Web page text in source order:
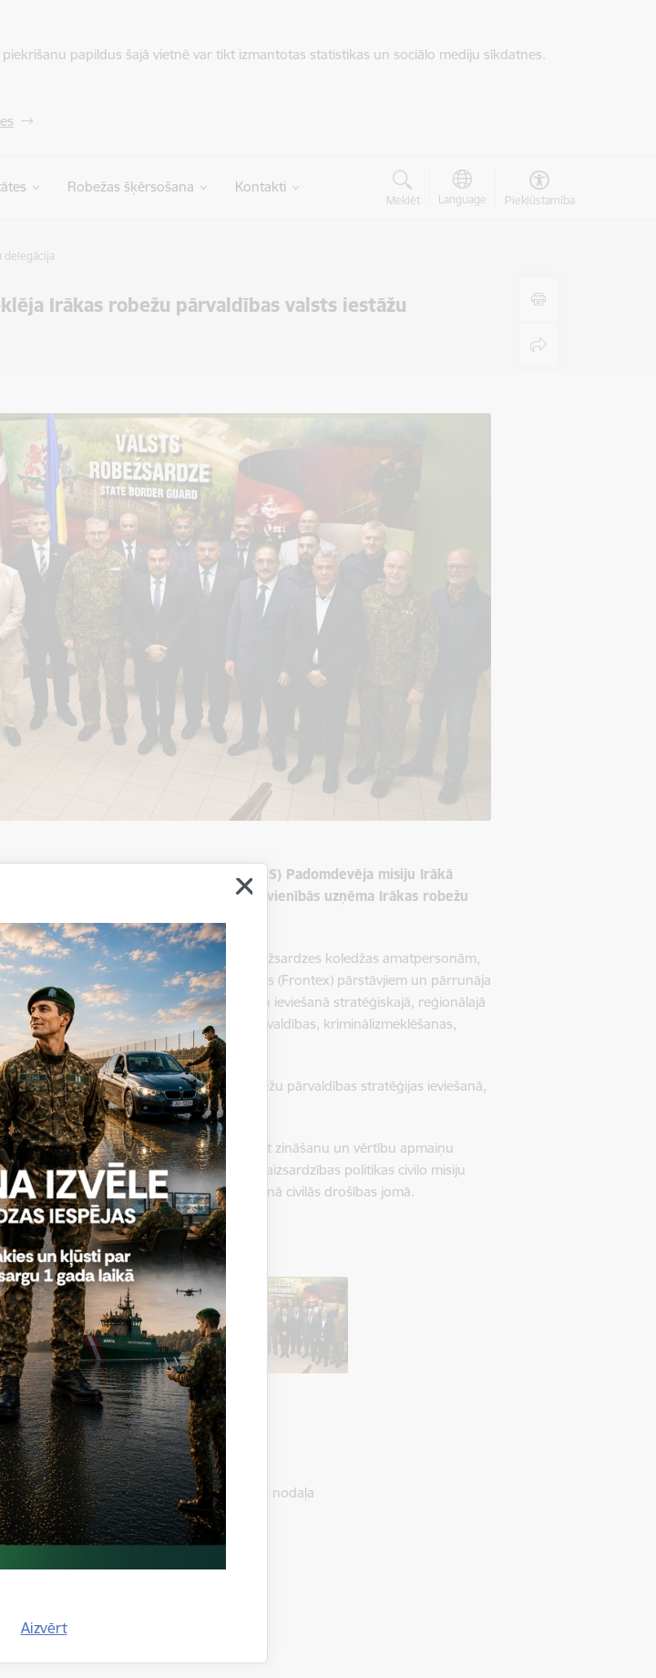
papildus šajā vietnē var tikt izmantotas statistikas un sociālo mediju sīkdatnes.
Robežas šķērsošana Kontakti
Meklēt Language Piekļūstamība
delegācija
Irākas robežu pārvaldības valsts iestāžu
Aizvērt
sadarbībā ar Eiropas Savienības (ES) Padomdevēja misiju Irākā
Valsts robežsardzes koledžas struktūrvienībās uzņēma Irākas robežu
ar Valsts robežsardzes un Valsts robežsardzes koledžas amatpersonām,
Robežu un krasta apsardzes aģentūras (Frontex) pārstāvjiem un pārrunāja
robežu pārvaldības stratēģijas izstrādē un ieviešanā stratēģiskajā, reģionālajā
un labākās prakses apmaiņu robežu pārvaldības, kriminālizmeklēšanas,
jomā.
iestāžu spējas nacionālās integrētās robežu pārvaldības stratēģijas ieviešanā,
novēršanā un apkarošanā.
ar Eiropas Savienības apņemšanos veicināt zināšanu un vērtību apmaiņu
mērķiem un ES kopējās drošības un aizsardzības politikas civilo misiju
trešo valstu iestādēm reformu īstenošanā civilās drošības jomā.
lietu pārvaldes Sadarbības koordinācijas nodaļa